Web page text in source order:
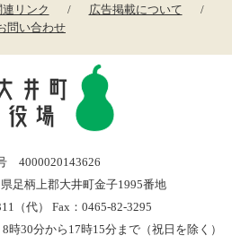
連リンク
広告掲載について
問い合わせ
4000020143626
足柄上郡大井町金子1995番地
（代） Fax：0465-82-3295
30分から17時15分まで（祝日を除く）